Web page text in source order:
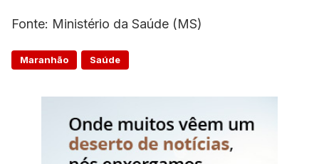
Fonte: Ministério da Saúde (MS)
Maranhão Saúde